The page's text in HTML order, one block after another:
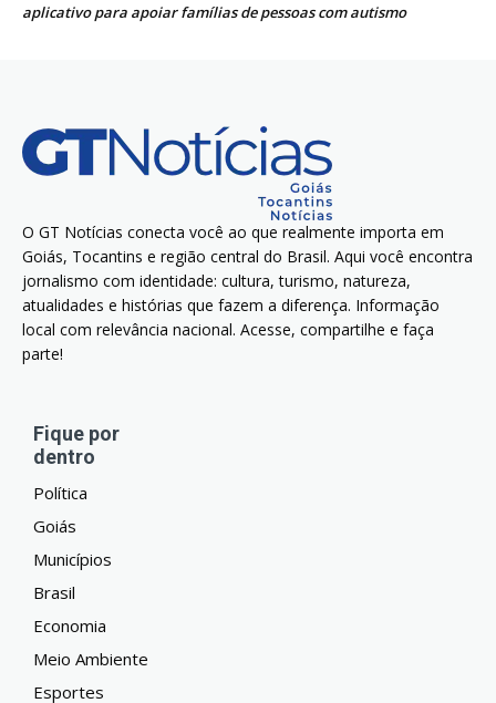
aplicativo para apoiar famílias de pessoas com autismo
O GT Notícias conecta você ao que realmente importa em
Goiás, Tocantins e região central do Brasil. Aqui você encontra
jornalismo com identidade: cultura, turismo, natureza,
atualidades e histórias que fazem a diferença. Informação
local com relevância nacional. Acesse, compartilhe e faça
parte!
Fique por
dentro
Política
Goiás
Municípios
Brasil
Economia
Meio Ambiente
Esportes